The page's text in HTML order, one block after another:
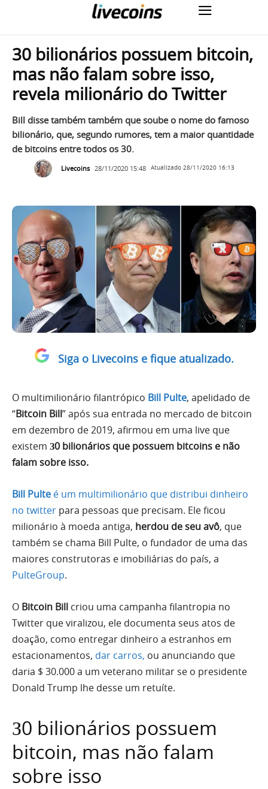
30 bilionários possuem bitcoin,
mas não falam sobre isso,
revela milionário do Twitter
Bill disse também também que soube o nome do famoso
bilionário, que, segundo rumores, tem a maior quantidade
de bitcoins entre todos os 30.
Livecoins 28/11/2020 15:48 Atualizado 28/11/2020 16:13
Siga o Livecoins e fique atualizado.
O multimilionário filantrópico Bill Pulte, apelidado de
“Bitcoin Bill” após sua entrada no mercado de bitcoin
em dezembro de 2019, afirmou em uma live que
existem З0 bilionários que possuem bitcoins e não
falam sobre isso.
Bill Pulte é um multimilionário que distribui dinheiro
no twitter para pessoas que precisam. Ele ficou
milionário à moeda antiga, herdou de seu avô, que
também se chama Bill Pulte, o fundador de uma das
maiores construtoras e imobiliárias do país, a
PulteGroup.
O Bitcoin Bill criou uma campanha filantropia no
Twitter que viralizou, ele documenta seus atos de
doação, como entregar dinheiro a estranhos em
estacionamentos, dar carros, ou anunciando que
daria $ 30.000 a um veterano militar se o presidente
Donald Trump lhe desse um retuíte.
З0 bilionários possuem
bitcoin, mas não falam
sobre isso